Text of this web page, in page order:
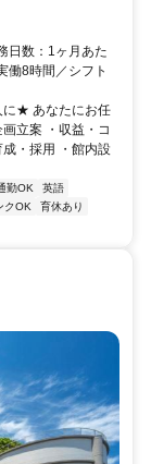
日数：1ヶ月あた
働8時間／シフト
に★ あなたにお任
立案 ・収益・コ
・採用 ・館内設
勤OK
英語
クOK
育休あり